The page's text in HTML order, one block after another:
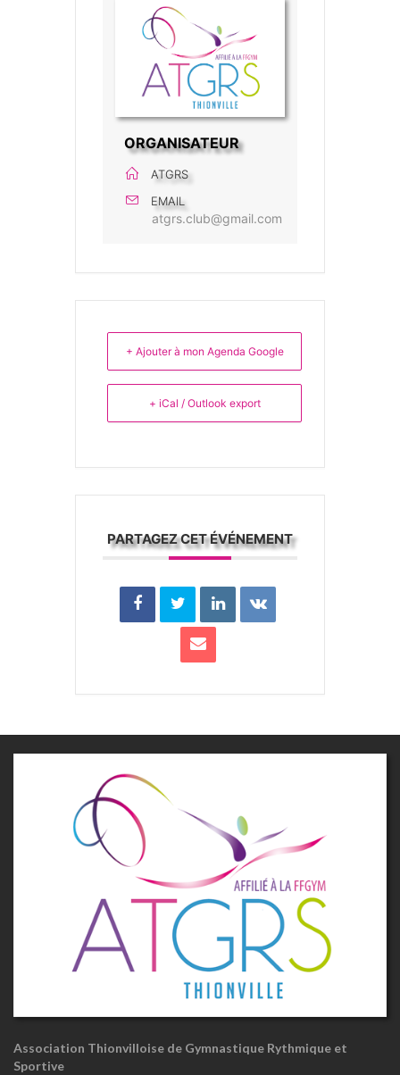
ORGANISATEUR
ATGRS
EMAIL
atgrs.club@gmail.com
+ Ajouter à mon Agenda Google
+ iCal / Outlook export
PARTAGEZ CET ÉVÉNEMENT
Association Thionvilloise de Gymnastique Rythmique et
Sportive